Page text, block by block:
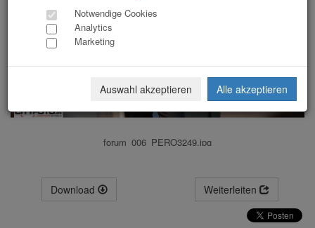
forum_006_PERO3249.jpg
Download Weiterleiten
Notwendige Cookies
Analytics
Marketing
Auswahl akzeptieren Alle akzeptieren